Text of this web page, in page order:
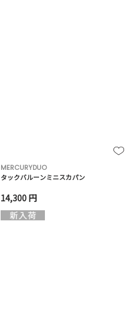
MERCURYDUO
タックバルーンミニスカパン
14,300 円